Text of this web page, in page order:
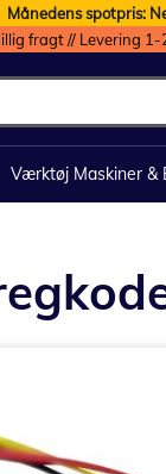
Månedens spotpris:
fragt // Levering
Værktøj Maskiner &